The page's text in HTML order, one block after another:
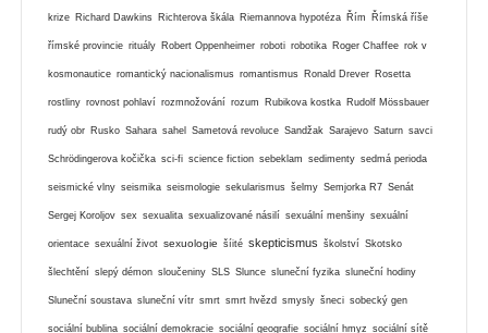
krize Richard Dawkins Richterova škála Riemannova hypotéza Řím Římská říše
římské provincie rituály Robert Oppenheimer roboti robotika Roger Chaffee rok v
kosmonautice romantický nacionalismus romantismus Ronald Drever Rosetta
rostliny rovnost pohlaví rozmnožování rozum Rubikova kostka Rudolf Mössbauer
rudý obr Rusko Sahara sahel Sametová revoluce Sandžak Sarajevo Saturn savci
Schrödingerova kočička sci-fi science fiction sebeklam sedimenty sedmá perioda
seismické vlny seismika seismologie sekularismus šelmy Semjorka R7 Senát
Sergej Koroljov sex sexualita sexualizované násilí sexuální menšiny sexuální
orientace sexuální život sexuologie šíité skepticismus školství Skotsko
šlechtění slepý démon sloučeniny SLS Slunce sluneční fyzika sluneční hodiny
Sluneční soustava sluneční vítr smrt smrt hvězd smysly šneci sobecký gen
sociální bublina sociální demokracie sociální geografie sociální hmyz sociální sítě